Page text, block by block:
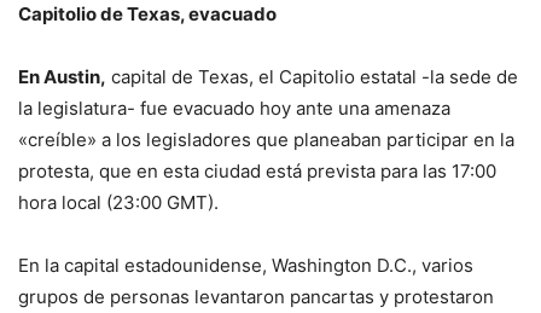
Capitolio de Texas, evacuado
En Austin, capital de Texas, el Capitolio estatal -la sede de
la legislatura- fue evacuado hoy ante una amenaza
«creíble» a los legisladores que planeaban participar en la
protesta, que en esta ciudad está prevista para las 17:00
hora local (23:00 GMT).
En la capital estadounidense, Washington D.C., varios
grupos de personas levantaron pancartas y protestaron